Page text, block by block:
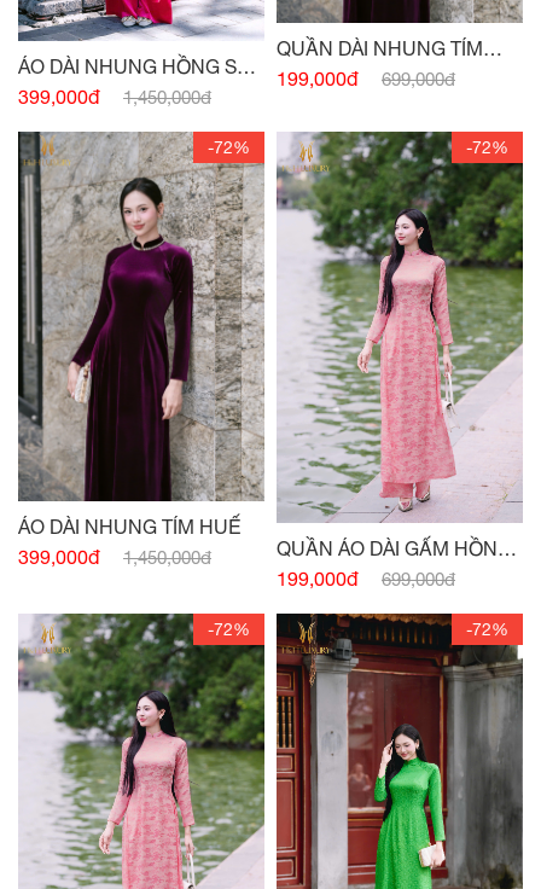
ÁO DÀI NHUNG HỒNG SEN
ĐẬM
399,000đ 1,450,000đ
QUẦN DÀI NHUNG TÍM
HUẾ
199,000đ 699,000đ
-72%
ÁO DÀI NHUNG TÍM HUẾ
399,000đ
1,450,000đ
-72%
QUẦN ÁO DÀI GẤM HỒNG
HỌA TIẾT
199,000đ 699,000đ
-72% -72%